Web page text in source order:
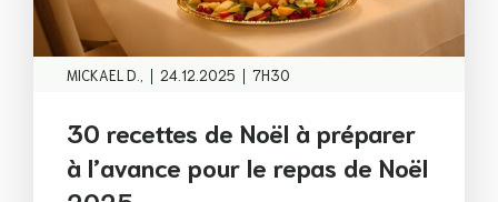
MICKAEL D., | 24.12.2025 | 7H30
30 recettes de Noël à préparer
à l’avance pour le repas de Noël